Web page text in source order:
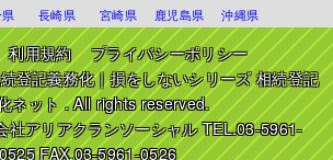
長崎県 宮崎県 鹿児島県 沖縄県
利用規約
プライバシーポリシー
登記義務化｜損をしないシリーズ 相続登記
ネット. All rights reserved.
社アリアクランソーシャルTEL.03-5961-
FAX.03-5961-0526